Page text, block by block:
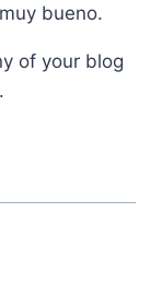
bueno.
of your blog